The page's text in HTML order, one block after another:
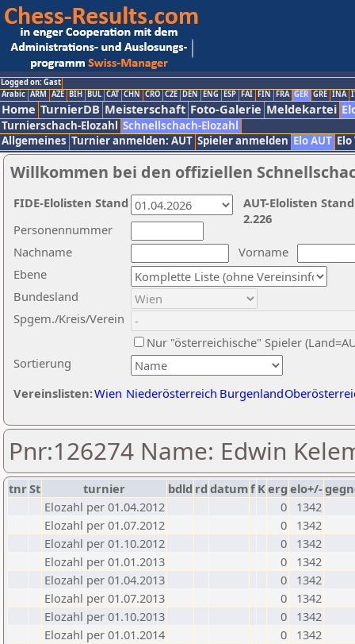
Logged on: Gast
Arabic ARM AZE BIH BUL CAT CHN CRO CZE DEN ENG ESP FAI FIN FRA GER GRE INA
Home TurnierDB Meisterschaft Foto-Galerie Meldekartei
Turnierschach-Elozahl Schnellschach-Elozahl
Allgemeines Turnier anmelden: AUT Spieler anmelden Elo AUT
Willkommen bei den offiziellen
Nachname
Vorname
Ebene
Sortierung
Personennummer
Bundesland
Spgem./Kreis/Verein
Nur "österreichische" Spieler
Vereinslisten:Wien Niederösterreich Burgenland
AUT-Elolisten
2.226
FIDE-Elolisten Stand
Pnr:126274 Name: Edwin
tnrSt turnier bdld rd datumf Kerg elo+/-
Elozahl per 01.04.2012
0
1342
Elozahl per 01.07.2012
0
1342
Elozahl per 01.10.2012
0
1342
Elozahl per 01.01.2013
0
1342
Elozahl per 01.04.2013
0
1342
Elozahl per 01.07.2013
0
1342
Elozahl per 01.10.2013
0
1342
Elozahl per 01.01.2014
0
1342